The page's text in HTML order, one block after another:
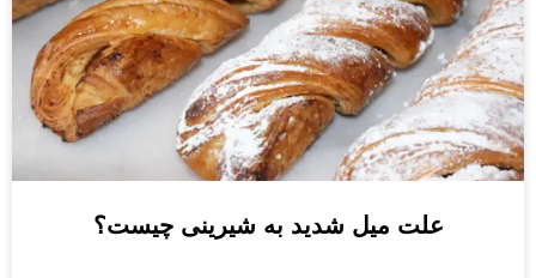
علت میل شدید به شیرینی چیست؟